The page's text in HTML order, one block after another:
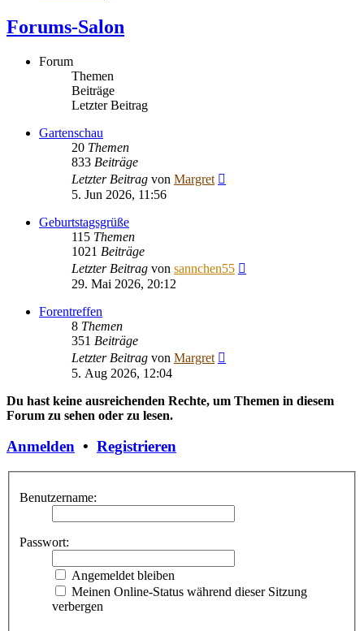
Forums-Salon
Forum
Themen
Beiträge
Letzter Beitrag
Gartenschau
20 Themen
833 Beiträge
Letzter Beitrag von Margret
5. Jun 2026, 11:56
Geburtstagsgrüße
115 Themen
1021 Beiträge
Letzter Beitrag von sannchen55
29. Mai 2026, 20:12
Forentreffen
8 Themen
351 Beiträge
Letzter Beitrag von Margret
5. Aug 2026, 12:04
Du hast keine ausreichenden Rechte, um Themen in diesem
Forum zu sehen oder zu lesen.
Anmelden • Registrieren
Benutzername:
Passwort:
Angemeldet bleiben
Meinen Online-Status während dieser Sitzung
verbergen